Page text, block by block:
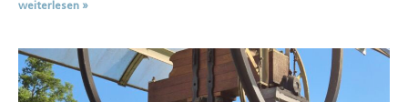
weiterlesen »